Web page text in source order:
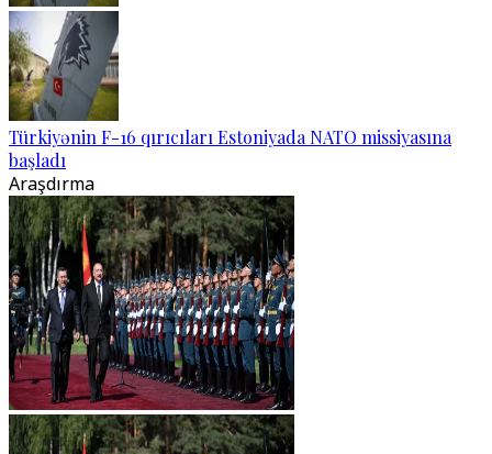
Türkiyənin F-16 qırıcıları Estoniyada NATO missiyasına
başladı
Araşdırma